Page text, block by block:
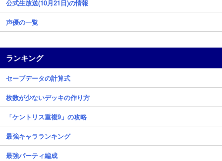
公式生放送(10月21日)の情報
声優の一覧
ランキング
セーブデータの計算式
枚数が少ないデッキの作り方
「ケントリス重複9」の攻略
最強キャラランキング
最強パーティ編成